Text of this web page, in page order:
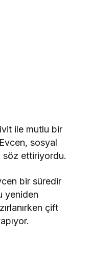
ile mutlu bir
sosyal
söz ettiriyordu.
bir süredir
yeniden
çift